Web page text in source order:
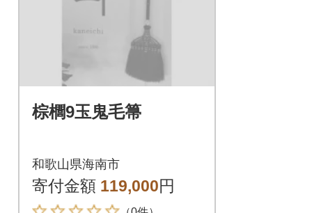
棕櫚9玉鬼毛箒
和歌山県海南市
寄付金額 119,000円